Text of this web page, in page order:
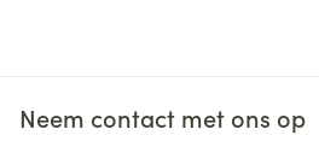
Neem contact met ons op